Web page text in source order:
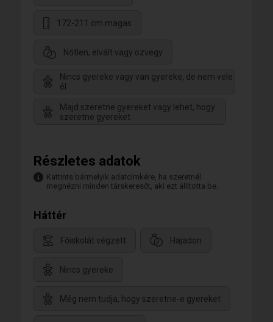
172-211 cm magas
Nőtlen, elvált vagy özvegy
Nincs gyereke vagy van gyereke, de nem vele
él
Majd szeretne gyereket vagy lehet, hogy
szeretne gyereket
Részletes adatok
Kattints bármelyik adatcímkére, ha szeretnél
megnézni minden társkeresőt, aki ezt állította be.
Háttér
Főiskolát végzett Hajadon
Nincs gyereke
Még nem tudja, hogy szeretne-e gyereket